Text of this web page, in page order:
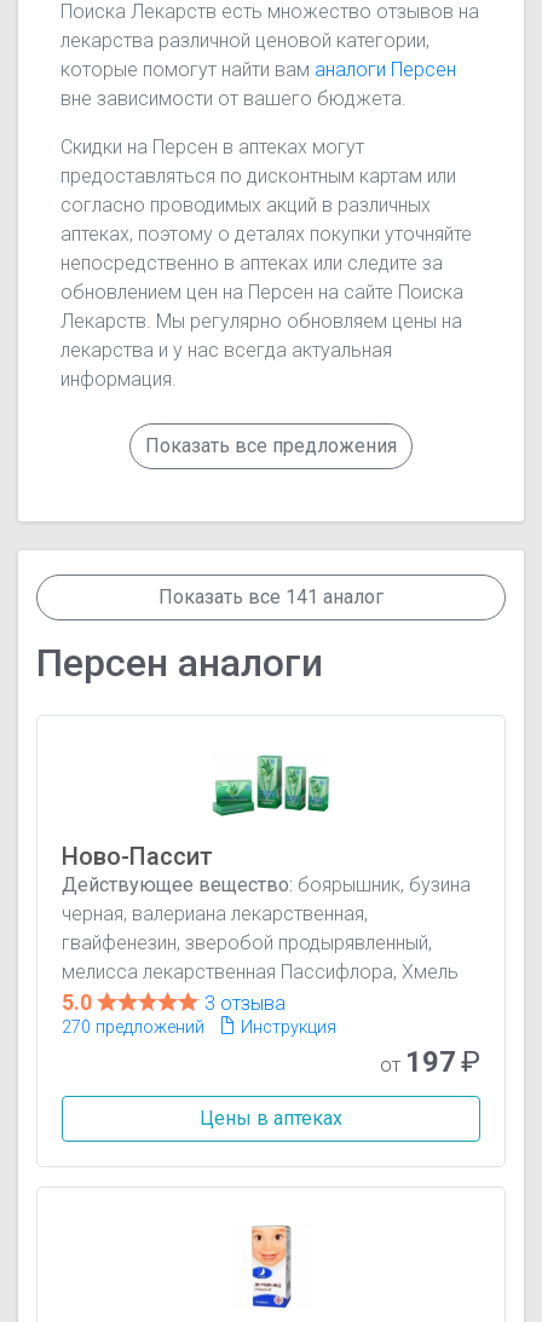
Поиска Лекарств есть множество отзывов на
лекарства различной ценовой категории,
которые помогут найти вам аналоги Персен
вне зависимости от вашего бюджета.
Скидки на Персен в аптеках могут
предоставляться по дисконтным картам или
согласно проводимых акций в различных
аптеках, поэтому о деталях покупки уточняйте
непосредственно в аптеках или следите за
обновлением цен на Персен на сайте Поиска
Лекарств. Мы регулярно обновляем цены на
лекарства и у нас всегда актуальная
информация.
Показать все предложения
Показать все 141 аналог
Персен аналоги
Ново-Пассит
Действующее вещество: боярышник, бузина
черная, валериана лекарственная,
гвайфенезин, зверобой продырявленный,
мелисса лекарственная Пассифлора, Хмель
5.0 3 отзыва
270 предложений Инструкция
от 197₽
Цены в аптеках